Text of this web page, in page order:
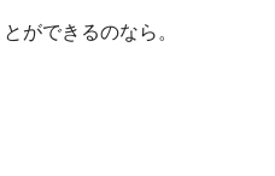
ができるのなら。